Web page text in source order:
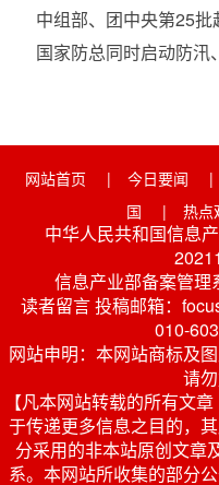
中组部、团中央第25
国家防总同时启动防汛
网站首页 | 今日要闻 |
国
| 热点
中华人民共和国信息
信息产业部备案管理
读者留言 投稿邮箱：
010-
网站申明：本网站商标及
请
【凡本网站转载的所有文
于传递更多信息之目的，
分采用的非本站原创文章
系。本网站所收集的部分